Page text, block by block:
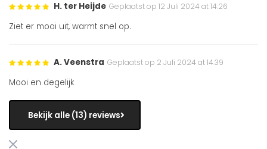
H. ter Heijde Geplaatst op 12 Juli 2024 at 14:26
Ziet er mooi uit, warmt snel op.
A. Veenstra Geplaatst op 2 Juli 2024 at 14:39
Mooi en degelijk
Bekijk alle (13) reviews